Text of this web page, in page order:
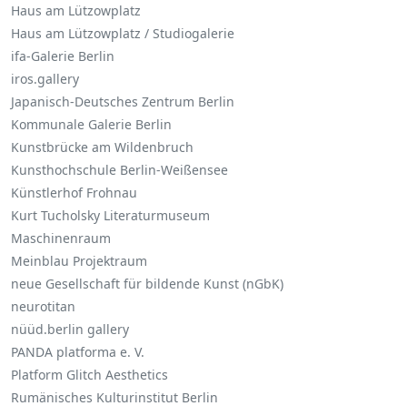
Haus am Lützowplatz
Haus am Lützowplatz / Studiogalerie
ifa-Galerie Berlin
iros.gallery
Japanisch-Deutsches Zentrum Berlin
Kommunale Galerie Berlin
Kunstbrücke am Wildenbruch
Kunsthochschule Berlin-Weißensee
Künstlerhof Frohnau
Kurt Tucholsky Literaturmuseum
Maschinenraum
Meinblau Projektraum
neue Gesellschaft für bildende Kunst (nGbK)
neurotitan
nüüd.berlin gallery
PANDA platforma e. V.
Platform Glitch Aesthetics
Rumänisches Kulturinstitut Berlin